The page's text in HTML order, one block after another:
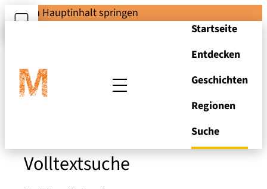
Zum Hauptinhalt springen
Startseite
Entdecken
Geschichten
Regionen
Suche
Suchen und Stöbern
in den Brandenburger
Volltextsuche